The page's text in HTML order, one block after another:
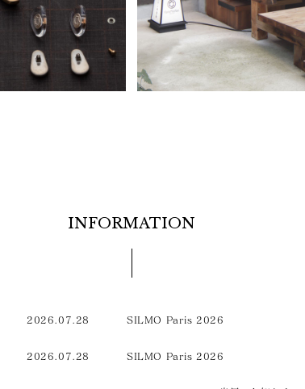
INFORMATION
2026.07.28 SILMO Paris 2026
2026.07.28 SILMO Paris 2026